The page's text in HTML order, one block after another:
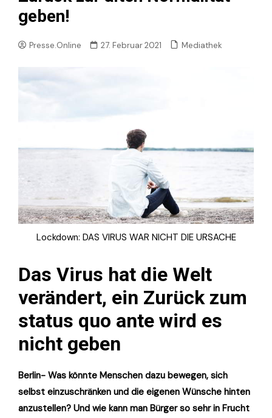
geben!
Presse.Online 27. Februar 2021 Mediathek
Lockdown: DAS VIRUS WAR NICHT DIE URSACHE
Das Virus hat die Welt
verändert, ein Zurück zum
status quo ante wird es
nicht geben
Berlin- Was könnte Menschen dazu bewegen, sich
selbst einzuschränken und die eigenen Wünsche hinten
anzustellen? Und wie kann man Bürger so sehr in Frucht